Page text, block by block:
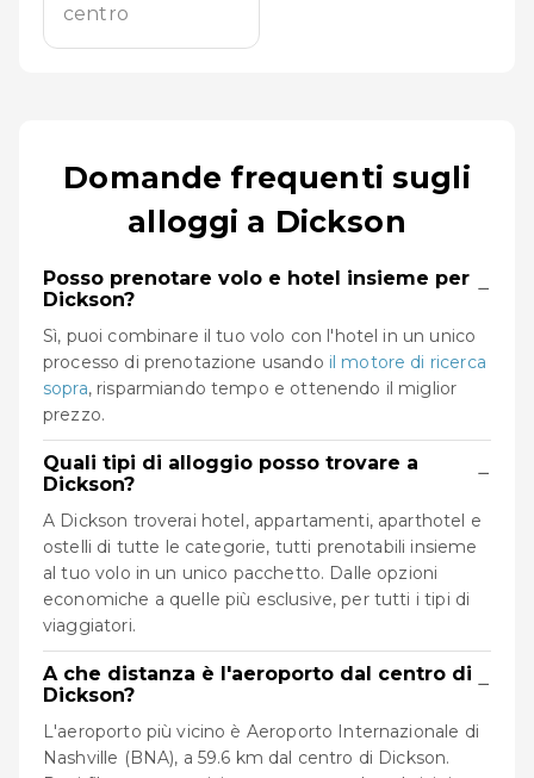
centro
Domande frequenti sugli
alloggi a Dickson
Posso prenotare volo e hotel insieme per
Dickson?
−
Sì, puoi combinare il tuo volo con l'hotel in un unico
processo di prenotazione usando il motore di ricerca
sopra, risparmiando tempo e ottenendo il miglior
prezzo.
Quali tipi di alloggio posso trovare a
Dickson?
−
A Dickson troverai hotel, appartamenti, aparthotel e
ostelli di tutte le categorie, tutti prenotabili insieme
al tuo volo in un unico pacchetto. Dalle opzioni
economiche a quelle più esclusive, per tutti i tipi di
viaggiatori.
A che distanza è l'aeroporto dal centro di
Dickson?
−
L'aeroporto più vicino è Aeroporto Internazionale di
Nashville (BNA), a 59.6 km dal centro di Dickson.